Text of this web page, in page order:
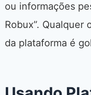
ou informações
Robux”.
da plataforma é